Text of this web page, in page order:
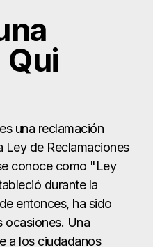
es una reclamación
Ley de Reclamaciones
conoce como "Ley
durante la
entonces, ha sido
ocasiones. Una
a los ciudadanos